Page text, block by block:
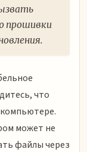
прошивки
что
может не
файлы через